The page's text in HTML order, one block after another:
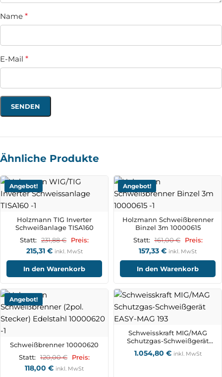
Name *
E-Mail *
Ähnliche Produkte
Angebot!
Holzmann TIG Inverter
Schweißanlage TISA160
Statt: 231,88€ Preis:
215,31 € inkl. MwSt
In den Warenkorb
Angebot!
Holzmann Schweißbrenner
Binzel 3m 10000615
Statt: 161,00€ Preis:
157,33 € inkl. MwSt
In den Warenkorb
Angebot!
Schweißbrenner 10000620
Statt: 120,00€ Preis:
118,00 € inkl. MwSt
Schweisskraft MIG/MAG
Schutzgas-Schweißgerät
1.054,80 € inkl. MwSt